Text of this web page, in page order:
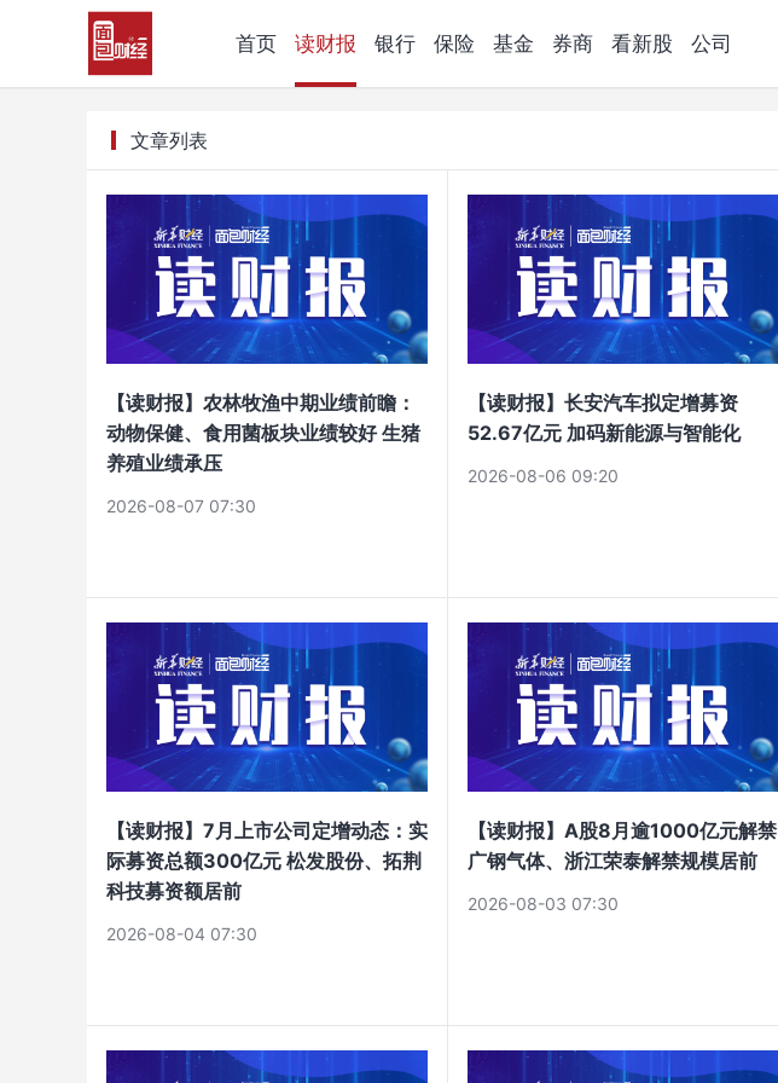
首页 读财报 银行 保险 基金 券商 看新股 公司
文章列表
【读财报】农林牧渔中期业绩前瞻：
动物保健、食用菌板块业绩较好 生猪
养殖业绩承压
2026-08-07 07:30
【读财报】长安汽车拟定增募资
52.67亿元 加码新能源与智能化
2026-08-06 09:20
【读财报】7月上市公司定增动态：实
际募资总额300亿元 松发股份、拓荆
科技募资额居前
2026-08-04 07:30
【读财报】A股8月逾1000亿元解禁
广钢气体、浙江荣泰解禁规模居前
2026-08-03 07:30